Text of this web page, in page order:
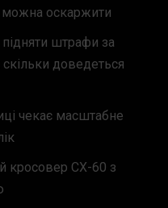
можна оскаржити
підняти штрафи за
доведеться
чекає масштабне
кросовер CX-60 з